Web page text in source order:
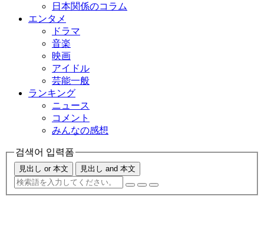
日本関係のコラム
エンタメ
ドラマ
音楽
映画
アイドル
芸能一般
ランキング
ニュース
コメント
みんなの感想
검색어 입력폼
見出し or 本文 見出し and 本文